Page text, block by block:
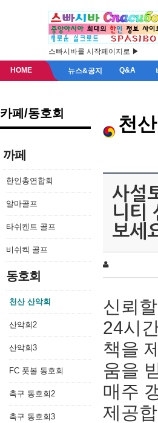
스빠시바를 시작페이지로 ▶
HOME 뉴스&공지 Q&A
카페/동호회
까페
한인총연합회
알마골프
타쉬켄트 골프
비쉬켁 골프
동호회
천산 산악회
산악회2
산악회3
FC 풋볼 동호회
축구 동호회2
축구 동호회3
천
사설
니티
보세
신뢰
24시
책을
움을
매주
제공